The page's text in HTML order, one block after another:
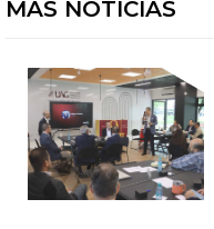
MÁS NOTICIAS